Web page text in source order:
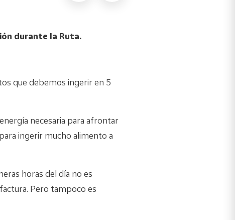
durante la Ruta.
que debemos ingerir en 5
necesaria para afrontar
ingerir mucho alimento a
horas del día no es
Pero tampoco es